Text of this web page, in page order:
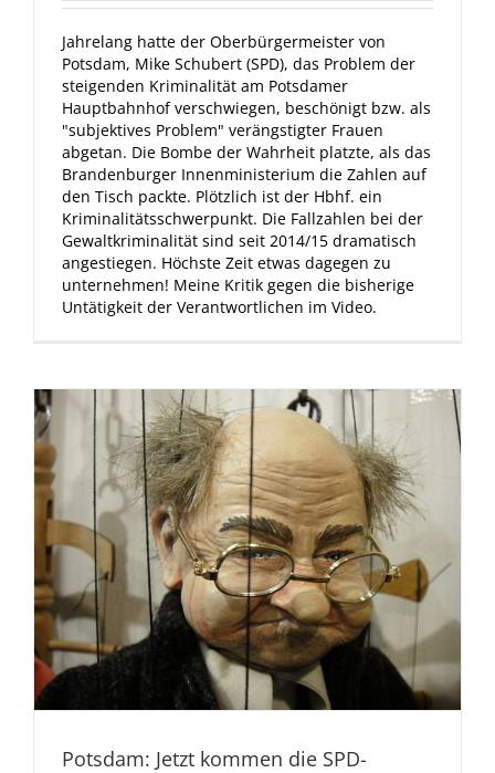
Jahrelang hatte der Oberbürgermeister von
Potsdam, Mike Schubert (SPD), das Problem der
steigenden Kriminalität am Potsdamer
Hauptbahnhof verschwiegen, beschönigt bzw. als
"subjektives Problem" verängstigter Frauen
abgetan. Die Bombe der Wahrheit platzte, als das
Brandenburger Innenministerium die Zahlen auf
den Tisch packte. Plötzlich ist der Hbhf. ein
Kriminalitätsschwerpunkt. Die Fallzahlen bei der
Gewaltkriminalität sind seit 2014/15 dramatisch
angestiegen. Höchste Zeit etwas dagegen zu
unternehmen! Meine Kritik gegen die bisherige
Untätigkeit der Verantwortlichen im Video.
Potsdam: Jetzt kommen die SPD-